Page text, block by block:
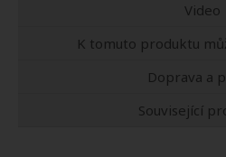
Video
K tomuto produktu
Doprava a
Související